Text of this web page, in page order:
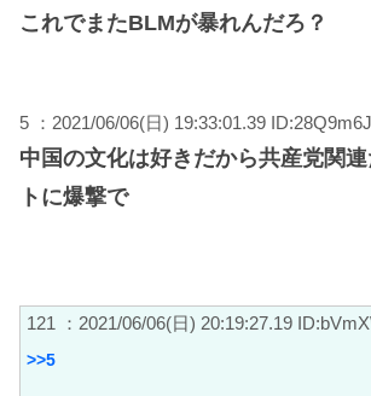
これでまたBLMが暴れんだろ？
5 ：2021/06/06(日) 19:33:01.39
中国の文化は好きだから共産党関
トに爆撃で
121 ：2021/06/06(日) 20:19:27.19
>>5